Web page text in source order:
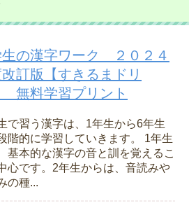
生の漢字ワーク ２０２４
訂版【すきるまドリ
無料学習プリント
で習う漢字は、1年生から6年生
階的に学習していきます。 1年生
基本的な漢字の音と訓を覚えるこ
心です。2年生からは、音読みや
の種...